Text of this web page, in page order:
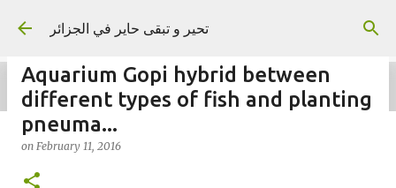
Skip to main content
تحير و تبقى حاير في الجزائر
onSeptember 02, 2023
Aquarium Gopi hybrid between
different types of fish and planting
pneuma...
on February 11, 2016